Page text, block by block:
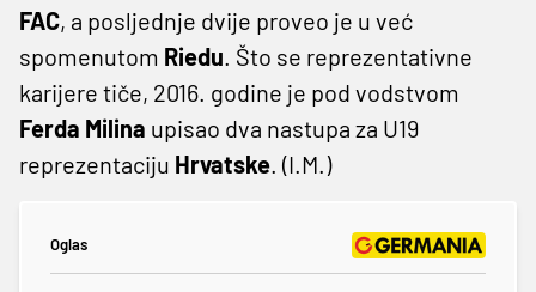
FAC, a posljednje dvije proveo je u već
spomenutom Riedu . Što se reprezentativne
karijere tiče, 2016. godine je pod vodstvom
Ferda Milina upisao dva nastupa za U19
reprezentaciju Hrvatske . (I.M.)
Oglas